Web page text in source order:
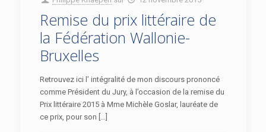
Remise du prix littéraire de
la Fédération Wallonie-
Bruxelles
Retrouvez ici l’ intégralité de mon discours prononcé
comme Président du Jury, à l’occasion de la remise du
Prix littéraire 2015 à Mme Michèle Goslar, lauréate de
ce prix, pour son […]